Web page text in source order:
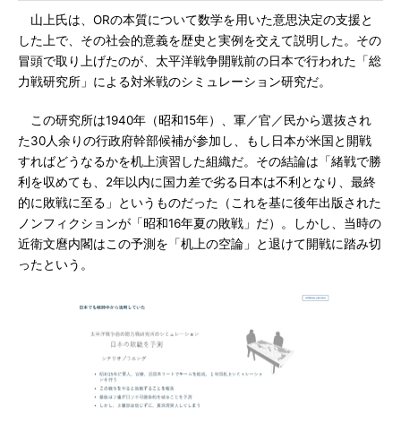
山上氏は、ORの本質について数学を用いた意思決定の支援と
した上で、その社会的意義を歴史と実例を交えて説明した。その
冒頭で取り上げたのが、太平洋戦争開戦前の日本で行われた「総
力戦研究所」による対米戦のシミュレーション研究だ。
この研究所は1940年（昭和15年）、軍／官／民から選抜され
た30人余りの行政府幹部候補が参加し、もし日本が米国と開戦
すればどうなるかを机上演習した組織だ。その結論は「緒戦で勝
利を収めても、2年以内に国力差で劣る日本は不利となり、最終
的に敗戦に至る」というものだった（これを基に後年出版された
ノンフィクションが「昭和16年夏の敗戦」だ）。しかし、当時の
近衛文麿内閣はこの予測を「机上の空論」と退けて開戦に踏み切
ったという。